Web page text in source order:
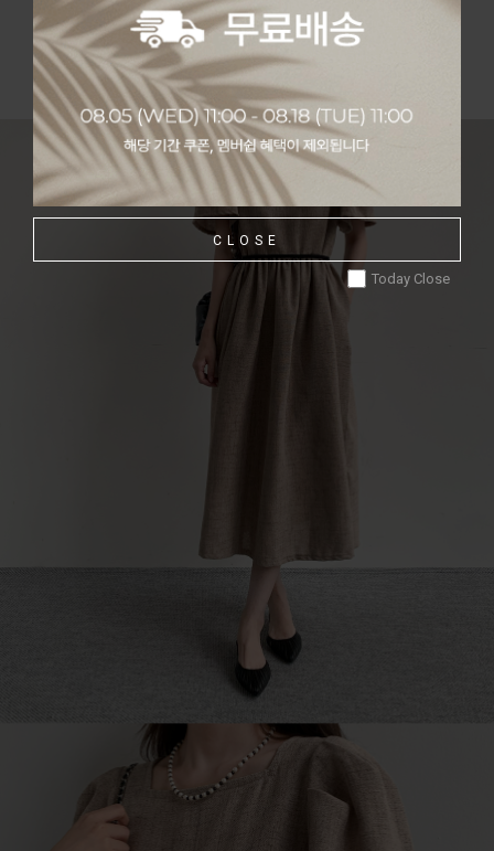
CLOSE
Today Close
[모델 166cm / 49kg / Free size / 베이지 착용]